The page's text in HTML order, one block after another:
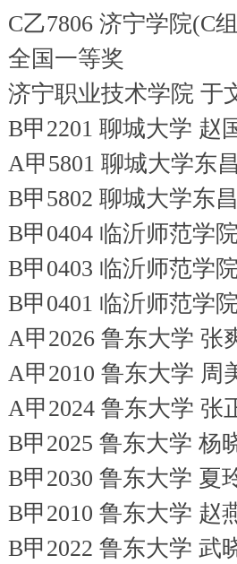
C乙7806 济宁学院(C
全国一等奖
济宁职业技术学院 于
B甲2201 聊城大学 赵
A甲5801 聊城大学东
B甲5802 聊城大学东
B甲0404 临沂师范学
B甲0403 临沂师范学
B甲0401 临沂师范学
A甲2026 鲁东大学 张
A甲2010 鲁东大学 周
A甲2024 鲁东大学 张
B甲2025 鲁东大学 杨
B甲2030 鲁东大学 夏
B甲2010 鲁东大学 赵
B甲2022 鲁东大学 武